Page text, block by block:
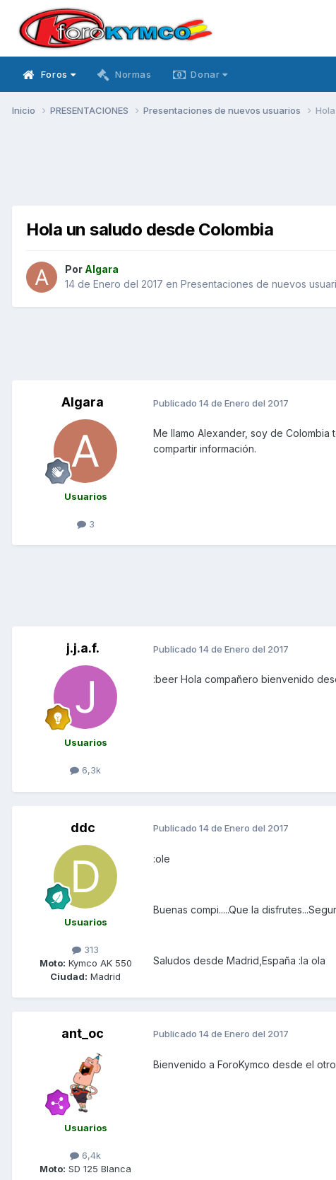
Foros Normas Donar
Inicio PRESENTACIONES Presentaciones de nuevos usuarios
Hola un saludo desde Colombia
Por Algara
14 de Enero del 2017 en Presentaciones de nuevos
Algara
Usuarios
3
Publicado 14 de Enero del 2017
Me llamo Alexander, soy de Colombia
compartir información.
j.j.a.f.
Usuarios
6,3k
Publicado 14 de Enero del 2017
:beer Hola compañero bienvenido
ddc
Usuarios
313
Moto: Kymco AK 550
Ciudad: Madrid
Publicado 14 de Enero del 2017
:ole
Buenas compi.....Que la
Saludos desde Madrid,España :la ola
ant_oc
Usuarios
6,4k
Moto: SD 125 Blanca
Publicado 14 de Enero del 2017
Bienvenido a ForoKymco desde el